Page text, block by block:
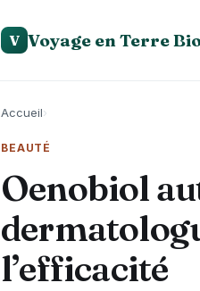
V Voyage en Terre
Accueil›
BEAUTÉ
Oenobiol
l’efficacité